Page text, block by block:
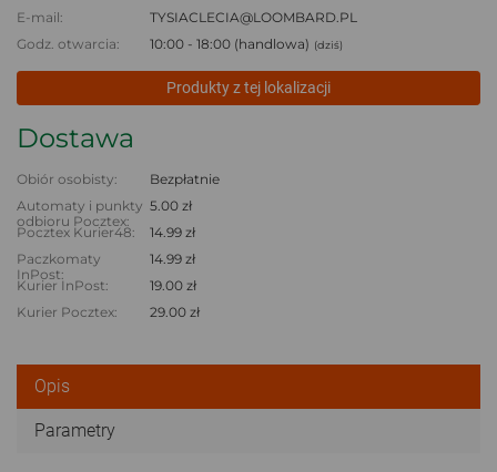
E-mail:
TYSIACLECIA@LOOMBARD.PL
Godz. otwarcia:
10:00 - 18:00 (handlowa) (dziś)
Produkty z tej lokalizacji
Dostawa
Obiór osobisty:
Bezpłatnie
Automaty i punkty
odbioru Pocztex:
5.00 zł
Pocztex Kurier48:
14.99 zł
Paczkomaty
InPost:
14.99 zł
Kurier InPost:
19.00 zł
Kurier Pocztex:
29.00 zł
Opis
Parametry